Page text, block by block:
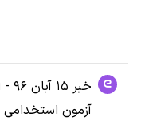
آزمون استخدامی